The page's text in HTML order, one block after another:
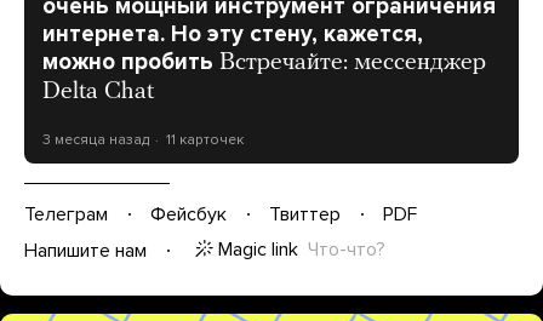
очень мощный инструмент ограничения
интернета. Но эту стену, кажется,
можно пробить Встречайте: мессенджер
Delta Chat
3 месяца назад 11 карточек
Телеграм Фейсбук Твиттер
PDF
Напишите нам
Magic link Что-что?